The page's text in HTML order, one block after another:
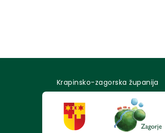
Krapinsko-zagorska županija